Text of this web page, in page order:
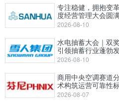
专注稳健，拥抱变
度经营管理大会圆
2026-08-10
水电抽蓄大会｜双
引领抽蓄行业蓬勃
2026-08-10
商用中央空调赛道
术构筑运营可靠性
2026-08-07